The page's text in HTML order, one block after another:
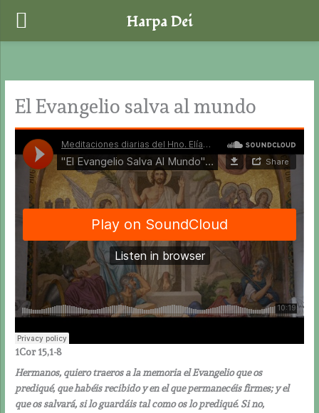
contenido
El Evangelio salva al mundo
1Cor 15,1-8
Hermanos, quiero traeros a la memoria el Evangelio que os
prediqué, que habéis recibido y en el que permanecéis firmes; y el
que os salvará, si lo guardáis tal como os lo prediqué. Si no,
Harpa Dei